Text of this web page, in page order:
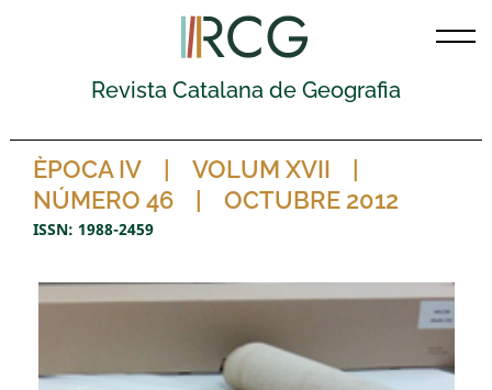
Revista Catalana de Geografia
ÈPOCA IV
VOLUM XVII
NÚMERO 46
OCTUBRE 2012
ISSN: 1988-2459